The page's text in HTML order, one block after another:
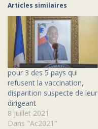
Articles similaires
pour 3 des 5 pays qui
refusent la vaccination,
disparition suspecte de leur
dirigeant
8 juillet 2021
Dans "Ac2021"